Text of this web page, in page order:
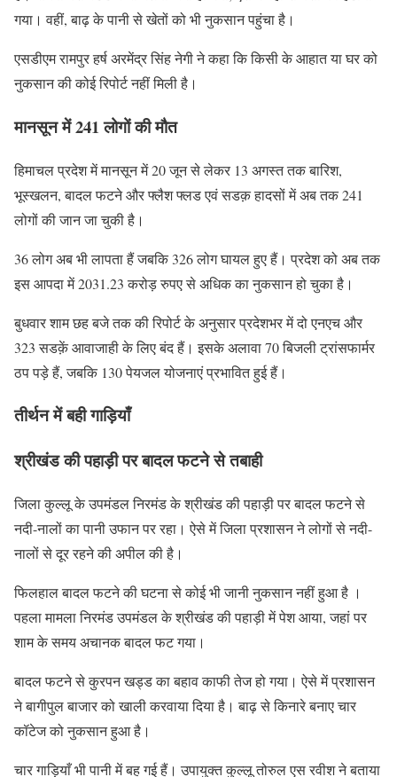
गया। वहीं, बाढ़ के पानी से खेतों को भी नुकसान पहुंचा है।
एसडीएम रामपुर हर्ष अरमेंद्र सिंह नेगी ने कहा कि किसी के आहात या घर को
नुकसान की कोई रिपोर्ट नहीं मिली है।
मानसून में 241 लोगों की मौत
हिमाचल प्रदेश में मानसून में 20 जून से लेकर 13 अगस्त तक बारिश,
भूस्खलन, बादल फटने और फ्लैश फ्लड एवं सडक़ हादसों में अब तक 241
लोगों की जान जा चुकी है।
36 लोग अब भी लापता हैं जबकि 326 लोग घायल हुए हैं। प्रदेश को अब तक
इस आपदा में 2031.23 करोड़ रुपए से अधिक का नुकसान हो चुका है।
बुधवार शाम छह बजे तक की रिपोर्ट के अनुसार प्रदेशभर में दो एनएच और
323 सडक़ें आवाजाही के लिए बंद हैं। इसके अलावा 70 बिजली ट्रांसफार्मर
ठप पड़े हैं, जबकि 130 पेयजल योजनाएं प्रभावित हुई हैं।
तीर्थन में बही गाड़ियाँ
श्रीखंड की पहाड़ी पर बादल फटने से तबाही
जिला कुल्लू के उपमंडल निरमंड के श्रीखंड की पहाड़ी पर बादल फटने से
नदी-नालों का पानी उफान पर रहा। ऐसे में जिला प्रशासन ने लोगों से नदी-
नालों से दूर रहने की अपील की है।
फिलहाल बादल फटने की घटना से कोई भी जानी नुकसान नहीं हुआ है ।
पहला मामला निरमंड उपमंडल के श्रीखंड की पहाड़ी में पेश आया, जहां पर
शाम के समय अचानक बादल फट गया।
बादल फटने से कुरपन खड्ड का बहाव काफी तेज हो गया। ऐसे में प्रशासन
ने बागीपुल बाजार को खाली करवाया दिया है। बाढ़ से किनारे बनाए चार
कॉटेज को नुकसान हुआ है।
चार गाड़ियाँ भी पानी में बह गई हैं। उपायुक्त कुल्लू तोरुल एस रवीश ने बताया